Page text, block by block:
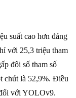
suất cao hơn đáng
với 25,3 triệu tham
đôi số tham số
chút là 52,9%. Điều
với YOLOv9.